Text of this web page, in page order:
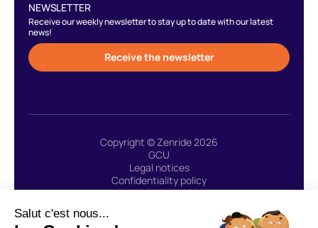
NEWSLETTER
Receive our weekly newsletter to stay up to date with our latest
news!
Receive the newsletter
Copyright © Zenride 2026
GCU
Legal notices
Confidentiality policy
Site created with 🩷 by Greenstory
Salut c'est nous...